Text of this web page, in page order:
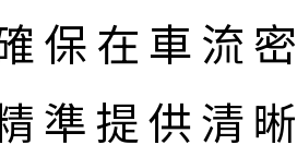
保在車流
準提供清